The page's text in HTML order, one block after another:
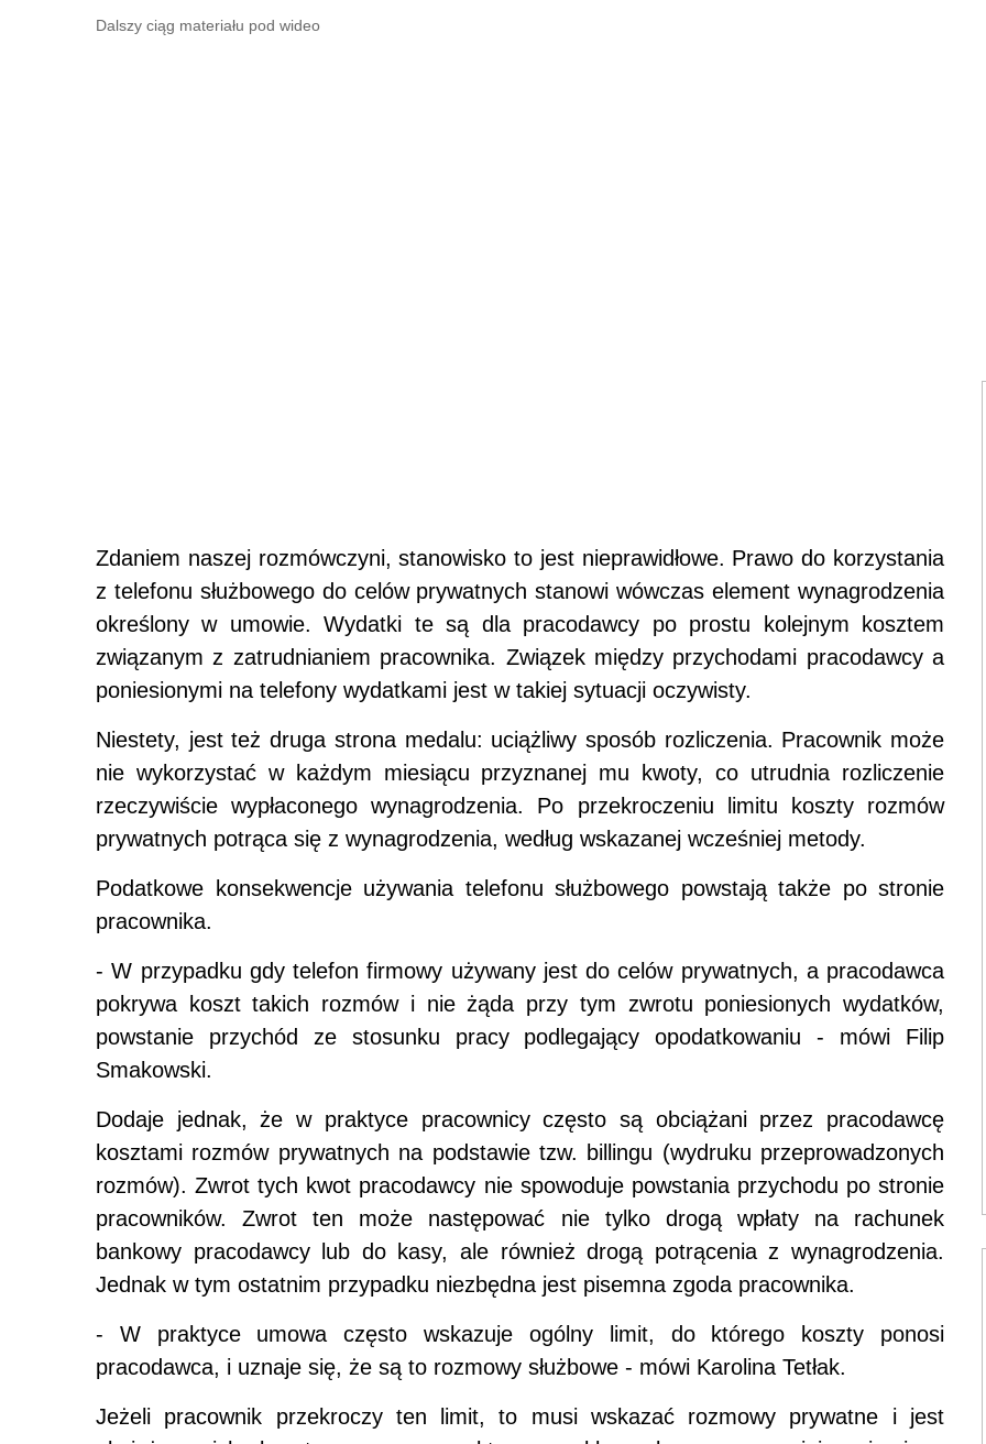
Dalszy ciąg materiału pod wideo
Zdaniem naszej rozmówczyni, stanowisko to jest nieprawidłowe. Prawo do korzystania
z telefonu służbowego do celów prywatnych stanowi wówczas element wynagrodzenia
określony w umowie. Wydatki te są dla pracodawcy po prostu kolejnym kosztem
związanym z zatrudnianiem pracownika. Związek między przychodami pracodawcy a
poniesionymi na telefony wydatkami jest w takiej sytuacji oczywisty.
Niestety, jest też druga strona medalu: uciążliwy sposób rozliczenia. Pracownik może
nie wykorzystać w każdym miesiącu przyznanej mu kwoty, co utrudnia rozliczenie
rzeczywiście wypłaconego wynagrodzenia. Po przekroczeniu limitu koszty rozmów
prywatnych potrąca się z wynagrodzenia, według wskazanej wcześniej metody.
Podatkowe konsekwencje używania telefonu służbowego powstają także po stronie
pracownika.
- W przypadku gdy telefon firmowy używany jest do celów prywatnych, a pracodawca
pokrywa koszt takich rozmów i nie żąda przy tym zwrotu poniesionych wydatków,
powstanie przychód ze stosunku pracy podlegający opodatkowaniu - mówi Filip
Smakowski.
Dodaje jednak, że w praktyce pracownicy często są obciążani przez pracodawcę
kosztami rozmów prywatnych na podstawie tzw. billingu (wydruku przeprowadzonych
rozmów). Zwrot tych kwot pracodawcy nie spowoduje powstania przychodu po stronie
pracowników. Zwrot ten może następować nie tylko drogą wpłaty na rachunek
bankowy pracodawcy lub do kasy, ale również drogą potrącenia z wynagrodzenia.
Jednak w tym ostatnim przypadku niezbędna jest pisemna zgoda pracownika.
- W praktyce umowa często wskazuje ogólny limit, do którego koszty ponosi
pracodawca, i uznaje się, że są to rozmowy służbowe - mówi Karolina Tetłak.
Jeżeli pracownik przekroczy ten limit, to musi wskazać rozmowy prywatne i jest